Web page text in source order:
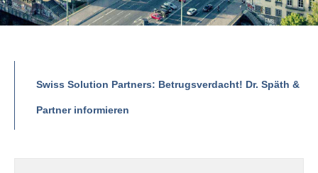
Swiss Solution Partners: Betrugsverdacht! Dr. Späth &
Partner informieren